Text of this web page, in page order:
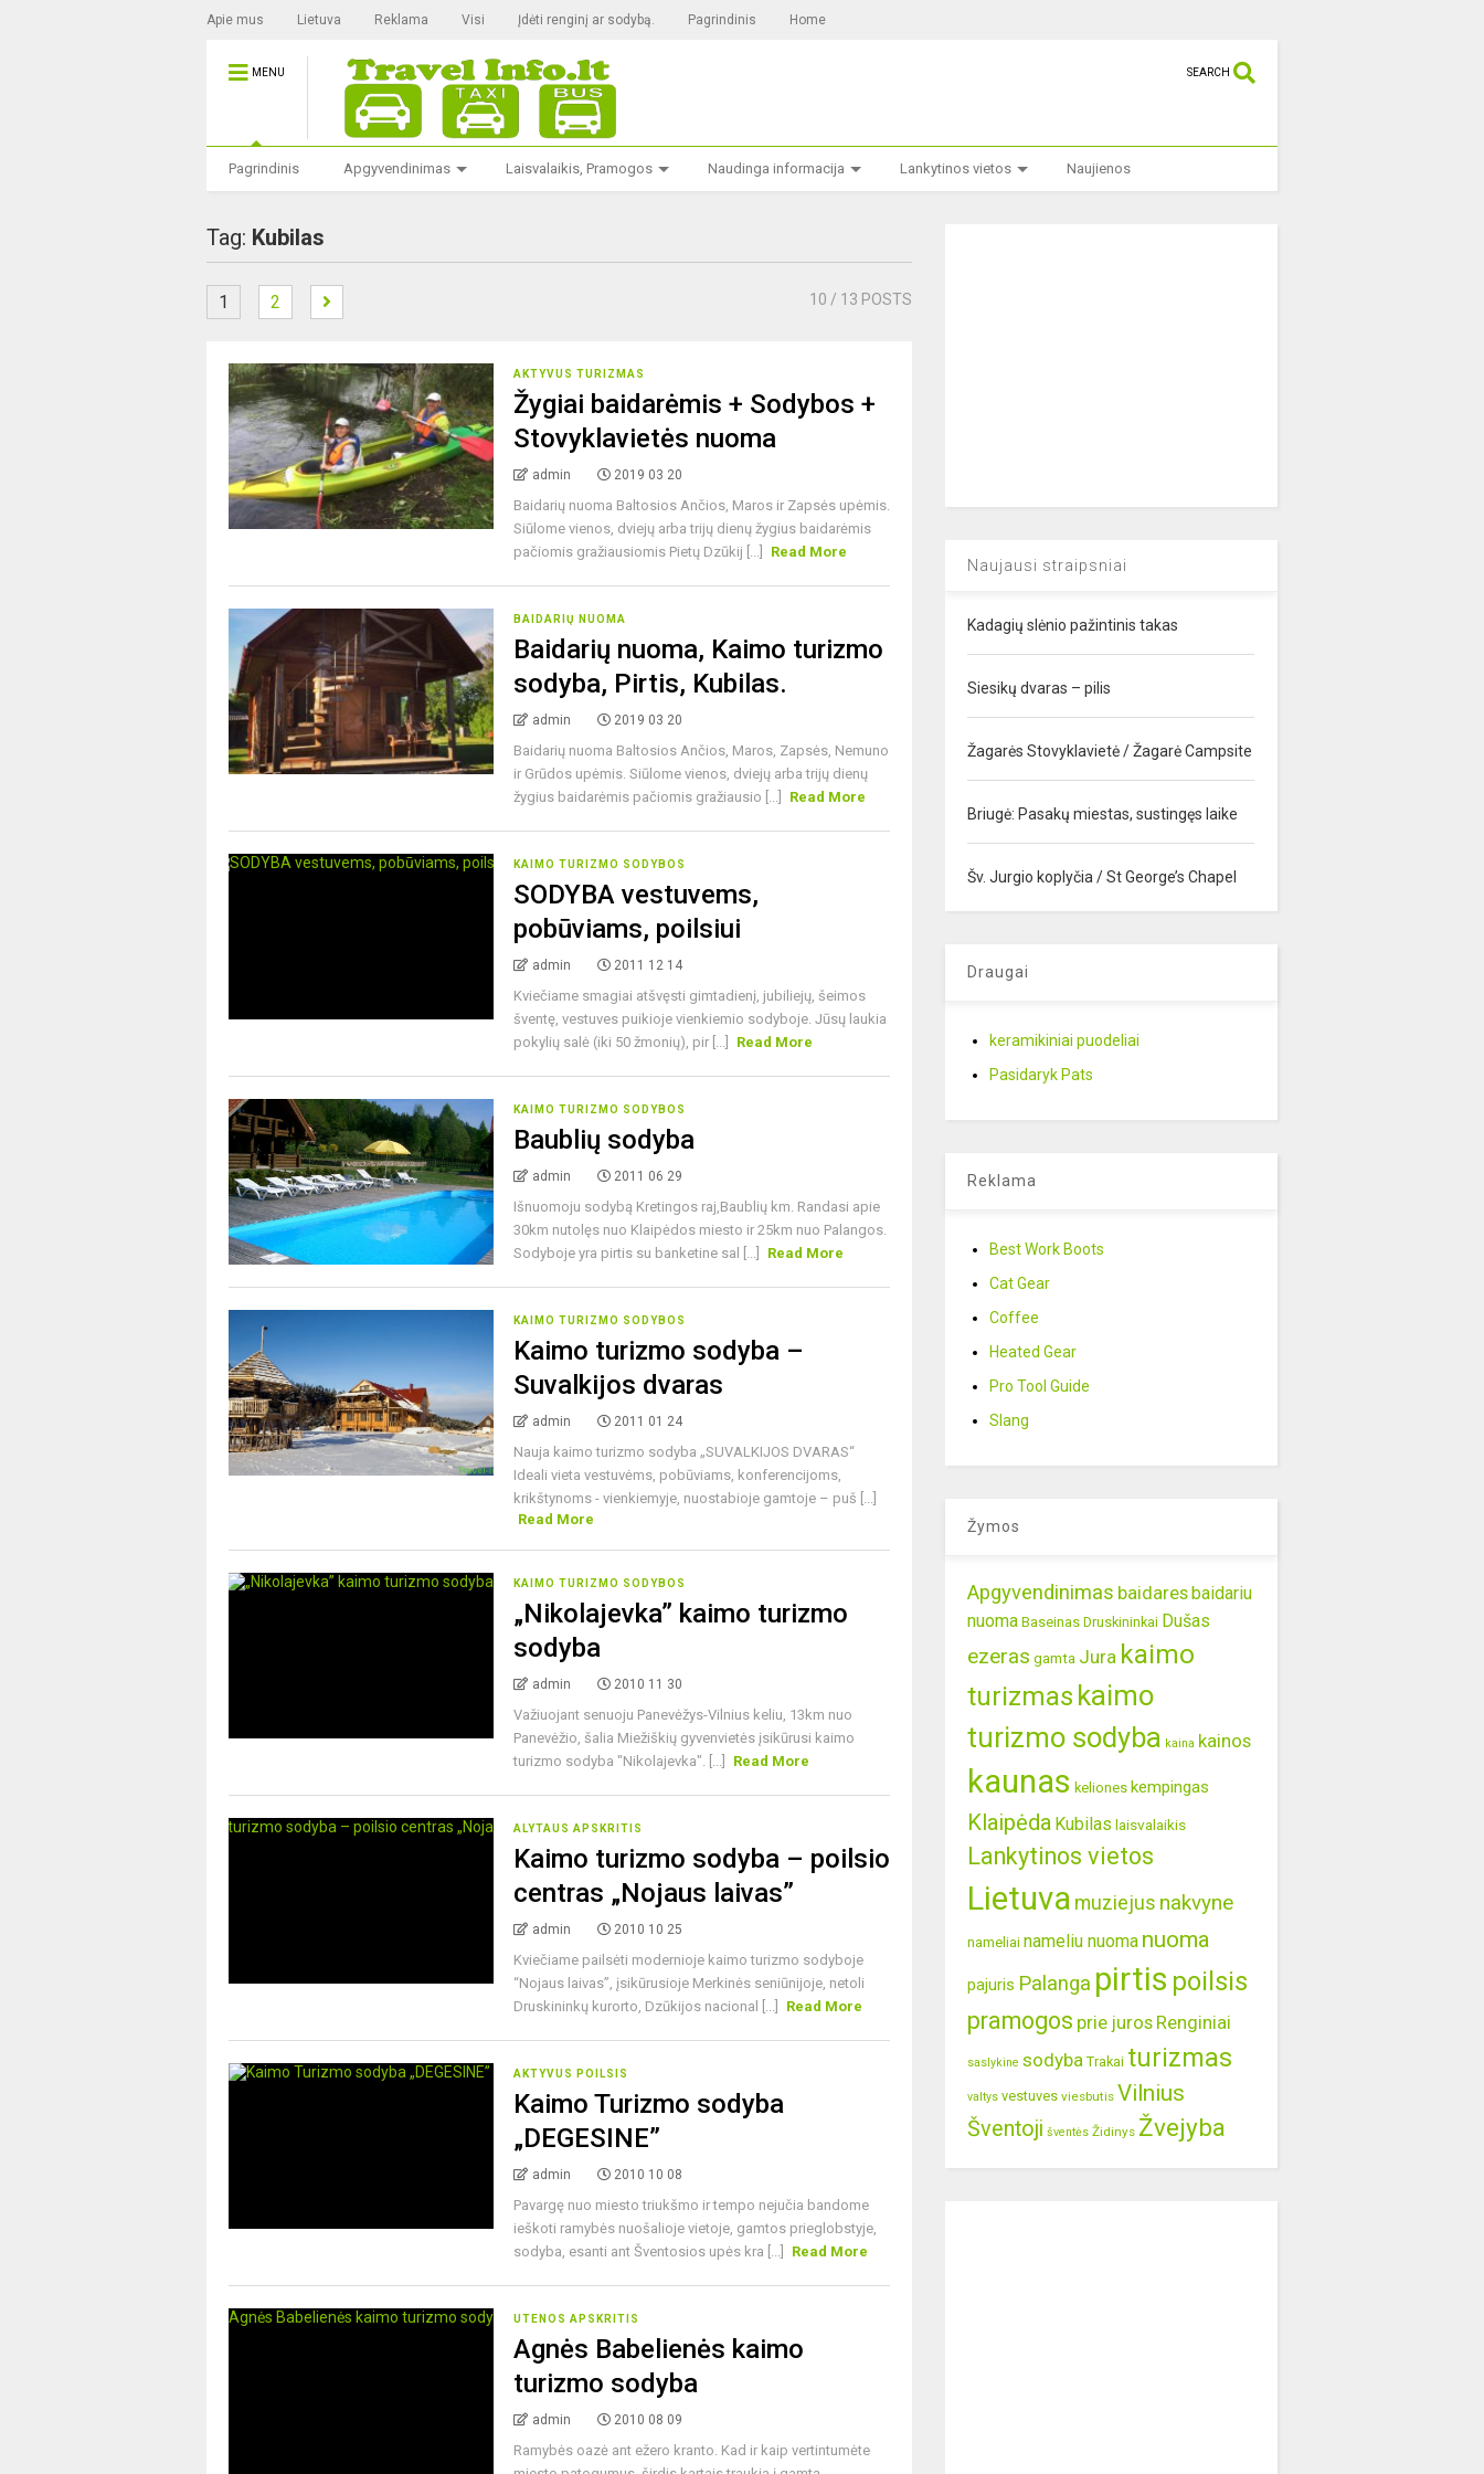
Apie mus Lietuva Reklama Visi Įdėti renginį ar sodybą. Pagrindinis Home
MENU SEARCH
Pagrindinis Apgyvendinimas Laisvalaikis, Pramogos Naudinga informacija Lankytinos vietos Naujienos
Tag: Kubilas
1 2 10 / 13 POSTS
AKTYVUS TURIZMAS
Žygiai baidarėmis + Sodybos +
Stovyklavietės nuoma
admin 2019 03 20
Baidarių nuoma Baltosios Ančios, Maros ir Zapsės upėmis.
Siūlome vienos, dviejų arba trijų dienų žygius baidarėmis
pačiomis gražiausiomis Pietų Dzūkij [...]
Read More
BAIDARIŲ NUOMA
Baidarių nuoma, Kaimo turizmo
sodyba, Pirtis, Kubilas.
admin 2019 03 20
Baidarių nuoma Baltosios Ančios, Maros, Zapsės, Nemuno
ir Grūdos upėmis. Siūlome vienos, dviejų arba trijų dienų
žygius baidarėmis pačiomis gražiausio [...]
Read More
KAIMO TURIZMO SODYBOS
SODYBA vestuvems,
pobūviams, poilsiui
admin 2011 12 14
Kviečiame smagiai atšvęsti gimtadienį, jubiliejų, šeimos
šventę, vestuves puikioje vienkiemio sodyboje. Jūsų laukia
pokylių salė (iki 50 žmonių), pir [...]
Read More
KAIMO TURIZMO SODYBOS
Baublių sodyba
admin 2011 06 29
Išnuomoju sodybą Kretingos raj,Baublių km. Randasi apie
30km nutolęs nuo Klaipėdos miesto ir 25km nuo Palangos.
Sodyboje yra pirtis su banketine sal [...]
Read More
KAIMO TURIZMO SODYBOS
Kaimo turizmo sodyba –
Suvalkijos dvaras
admin 2011 01 24
Nauja kaimo turizmo sodyba „SUVALKIJOS DVARAS“
Ideali vieta vestuvėms, pobūviams, konferencijoms,
krikštynoms - vienkiemyje, nuostabioje gamtoje – puš [...]
Read More
KAIMO TURIZMO SODYBOS
„Nikolajevka” kaimo turizmo
sodyba
admin 2010 11 30
Važiuojant senuoju Panevėžys-Vilnius keliu, 13km nuo
Panevėžio, šalia Miežiškių gyvenvietės įsikūrusi kaimo
turizmo sodyba "Nikolajevka". [...]
Read More
ALYTAUS APSKRITIS
Kaimo turizmo sodyba – poilsio
centras „Nojaus laivas”
admin 2010 10 25
Kviečiame pailsėti modernioje kaimo turizmo sodyboje
“Nojaus laivas”, įsikūrusioje Merkinės seniūnijoje, netoli
Druskininkų kurorto, Dzūkijos nacional [...]
Read More
AKTYVUS POILSIS
Kaimo Turizmo sodyba
„DEGESINE”
admin 2010 10 08
Pavargę nuo miesto triukšmo ir tempo nejučia bandome
ieškoti ramybės nuošalioje vietoje, gamtos prieglobstyje,
sodyba, esanti ant Šventosios upės kra [...]
Read More
UTENOS APSKRITIS
Agnės Babelienės kaimo
turizmo sodyba
admin 2010 08 09
Ramybės oazė ant ežero kranto. Kad ir kaip vertintumėte
Naujausi straipsniai
Kadagių slėnio pažintinis takas
Siesikų dvaras – pilis
Žagarės Stovyklavietė / Žagarė Campsite
Briugė: Pasakų miestas, sustingęs laike
Šv. Jurgio koplyčia / St George’s Chapel
Draugai
keramikiniai puodeliai
Pasidaryk Pats
Reklama
Best Work Boots
Cat Gear
Coffee
Heated Gear
Pro Tool Guide
Slang
Žymos
Apgyvendinimas baidaresbaidariu
nuoma Baseinas Druskininkai Dušas
ezeras gamta Jura kaimo
turizmas kaimo
turizmo sodyba kaina kainos
kaunas keliones kempingas
Klaipėda Kubilas laisvalaikis
Lankytinos vietos
Lietuva muziejus nakvyne
nameliai nameliu nuoma nuoma
pajuris Palanga pirtis poilsis
pramogos prie juros Renginiai
saslykine sodyba Trakai turizmas
valtys vestuves viesbutis Vilnius
Šventoji šventės Židinys Žvejyba